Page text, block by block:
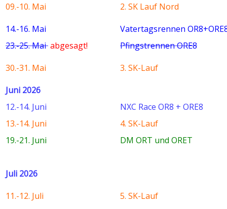
09.-10. Mai
2. SK Lauf Nord
14.-16. Mai
Vatertagsrennen
23.-25. Maiabgesagt!
Pfingstrennen ORE8
30.-31. Mai
3. SK-Lauf
Juni 2026
12.-14. Juni
NXC Race OR8 + ORE8
13.-14. Juni
4. SK-Lauf
19.-21. Juni
DM ORT und ORET
Juli 2026
11.-12. Juli
5. SK-Lauf